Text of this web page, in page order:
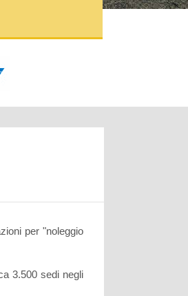
per "noleggio
3.500 sedi negli